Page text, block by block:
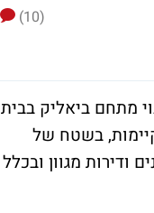
(10)
מתחם ביאליק בבית
כ-1,900 יח"ד, ביניהן 200 יחידות לדיור מוגן, במקום 333 הקיימות, בשטח של
ודירות מגוון ובכלל